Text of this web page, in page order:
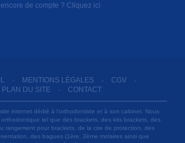
encore de compte ? Cliquez ici
- MENTIONS LÉGALES - CGV -
PLAN DU SITE - CONTACT
internet dédié à l'orthodontiste et à son cabinet. Nous
tel que des brackets, des kits brackets, des
rangement pour brackets, de la cire de protection, des
des bagues (1ère, 2ème molaires ainsi que